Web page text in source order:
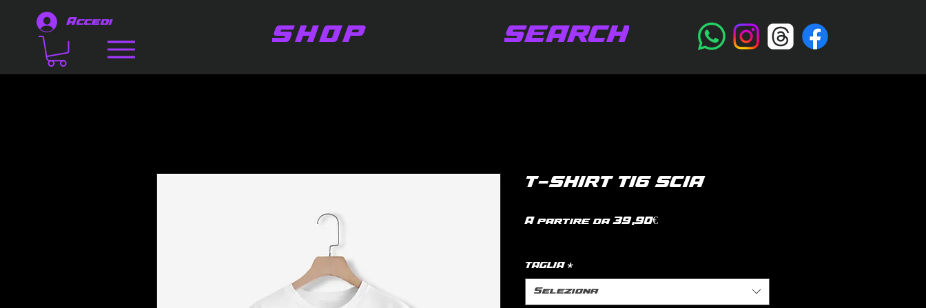
Accedi
SHOP SEARCH
T-SHIRT T16 SCIA
A partire da39,90€Prezzo
TAGLIA *
Seleziona